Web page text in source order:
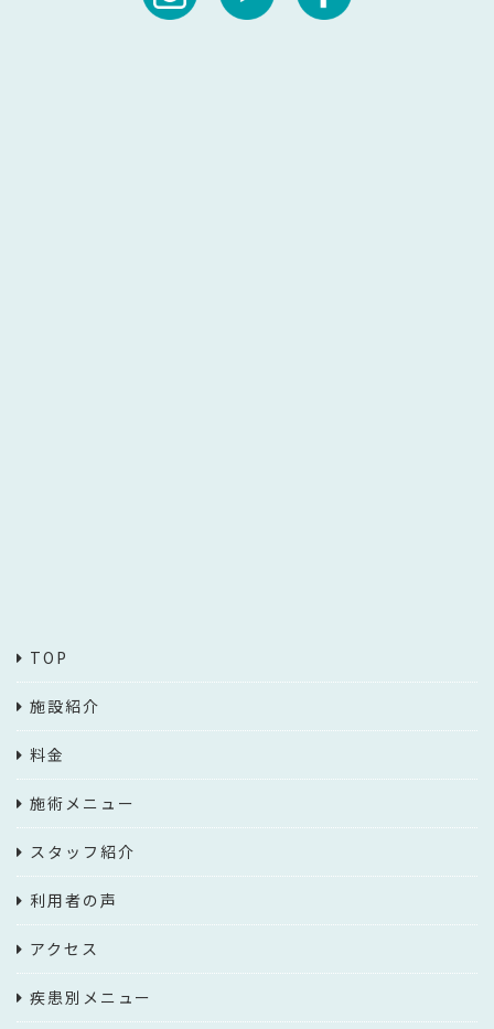
TOP
施設紹介
料金
施術メニュー
スタッフ紹介
利用者の声
アクセス
疾患別メニュー